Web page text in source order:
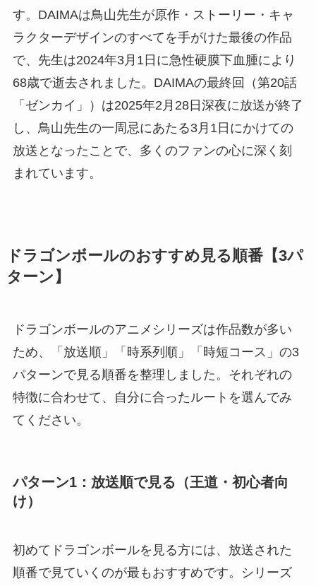
す。DAIMAは鳥山先生が原作・ストーリー・キャ
ラクターデザインのすべてを手がけた最後の作品
で、先生は2024年3月1日に急性硬膜下血腫により
68歳で逝去されました。DAIMAの最終回（第20話
「ゼンカイ」）は2025年2月28日深夜に放送が終了
し、鳥山先生の一周忌にあたる3月1日にかけての
放送となったことで、多くのファンの心に深く刻
まれています。
ドラゴンボールのおすすめ見る順番【3パ
ターン】
ドラゴンボールのアニメシリーズは作品数が多い
ため、「放送順」「時系列順」「時短コース」の3
パターンで見る順番を整理しました。それぞれの
特徴に合わせて、自分に合ったルートを選んでみ
てください。
パターン1：放送順で見る（王道・初心者向
け）
初めてドラゴンボールを見る方には、放送された
順番で見ていくのが最もおすすめです。シリーズ